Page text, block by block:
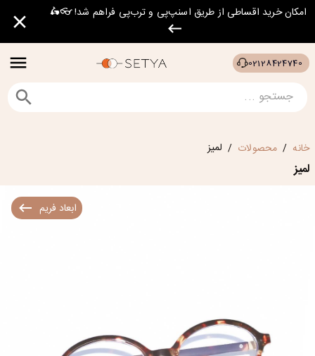
امکان خرید اقساطی از طریق اسنپ‌پی و ترب‌پی فراهم شد! 👓🛵
02128424740
خانه / محصولات / لمیز
لمیز
ابعاد فریم